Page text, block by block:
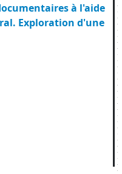
à l'aide
Exploration d'une